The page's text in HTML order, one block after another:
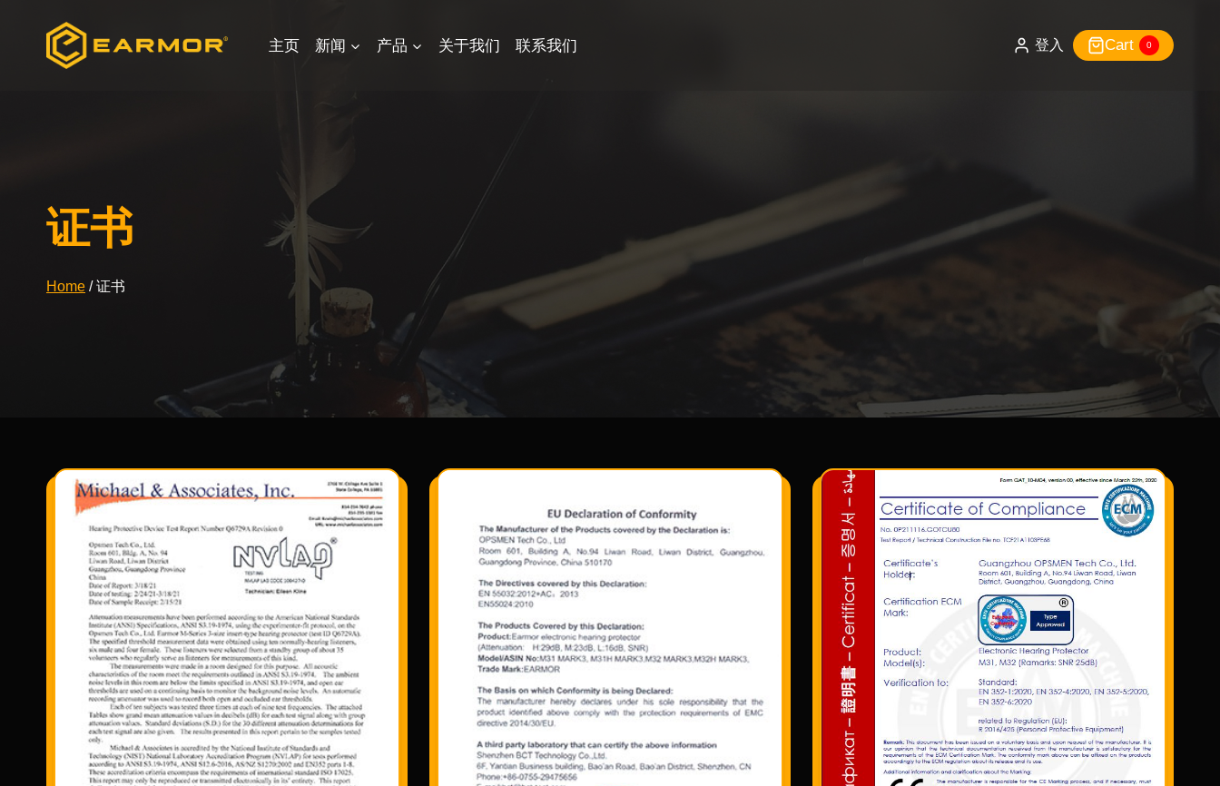
主页 新闻 产品 关于我们 联系我们 登入 Cart 0
证书
Home / 证书